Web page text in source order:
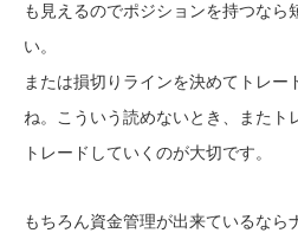
も見えるのでポジションを持つなら
い。
または損切りラインを決めてトレー
ね。こういう読めないとき、またト
トレードしていくのが大切です。
もちろん資金管理が出来ているなら